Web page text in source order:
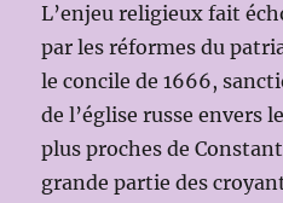
L’enjeu religieux fait
par les réformes du
le concile de 1666,
de l’église russe envers
plus proches de
grande partie des